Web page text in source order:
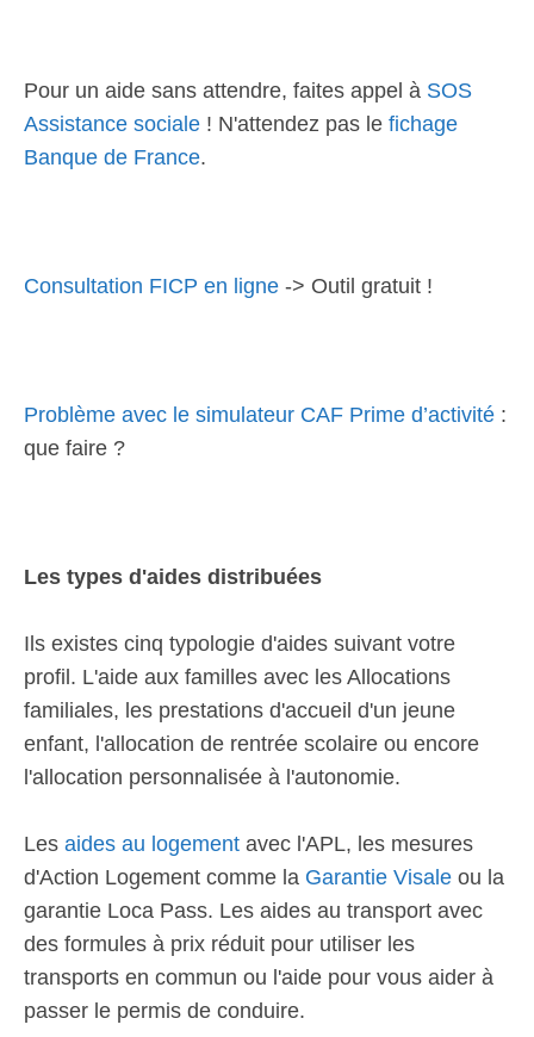
Pour un aide sans attendre, faites appel à SOS
Assistance sociale ! N'attendez pas le fichage
Banque de France.
Consultation FICP en ligne -> Outil gratuit !
Problème avec le simulateur CAF Prime d’activité :
que faire ?
Les types d'aides distribuées
Ils existes cinq typologie d'aides suivant votre
profil. L'aide aux familles avec les Allocations
familiales, les prestations d'accueil d'un jeune
enfant, l'allocation de rentrée scolaire ou encore
l'allocation personnalisée à l'autonomie.
Les aides au logement avec l'APL, les mesures
d'Action Logement comme la Garantie Visale ou la
garantie Loca Pass. Les aides au transport avec
des formules à prix réduit pour utiliser les
transports en commun ou l'aide pour vous aider à
passer le permis de conduire.